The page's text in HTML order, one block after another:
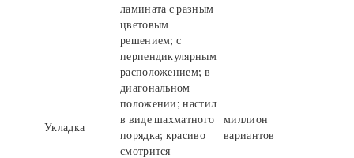
Укладка
ламината с разным
цветовым
решением; с
перпендикулярным
расположением; в
диагональном
положении; настил
в виде шахматного
порядка; красиво
смотрится
миллион
вариантов